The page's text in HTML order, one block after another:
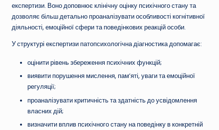
експертизи. Воно доповнює клінічну оцінку психічного стану та
дозволяє більш детально проаналізувати особливості когнітивної
діяльності, емоційної сфери та поведінкових реакцій особи.
У структурі експертизи патопсихологічна діагностика допомагає:
оцінити рівень збереження психічних функцій;
виявити порушення мислення, пам’яті, уваги та емоційної
регуляції;
проаналізувати критичність та здатність до усвідомлення
власних дій;
визначити вплив психічного стану на поведінку в конкретній